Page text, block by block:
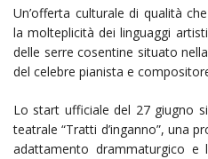
Un’offerta culturale di qualità
la molteplicità dei linguaggi
delle serre cosentine situato
del celebre pianista e
Lo start ufficiale del 27 giugno
teatrale “Tratti d’inganno”, una
adattamento drammaturgico